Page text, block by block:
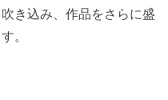
き込み、作品をさらに盛
。